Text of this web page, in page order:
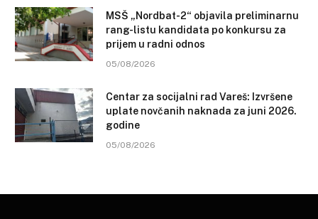
MSŠ „Nordbat-2“ objavila preliminarnu
rang-listu kandidata po konkursu za
prijem u radni odnos
05/08/2026
Centar za socijalni rad Vareš: Izvršene
uplate novčanih naknada za juni 2026.
godine
05/08/2026